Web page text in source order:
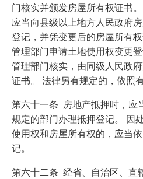
门核实并颁发房屋所有权证书
应当向县级以上地方人民政府
登记，并凭变更后的房屋所有
管理部门申请土地使用权变更
管理部门核实，由同级人民政
证书。 法律另有规定的，依照
第六十一条 房地产抵押时，应
规定的部门办理抵押登记。 因
使用权和房屋所有权的，应当
记。
第六十二条 经省、自治区、直